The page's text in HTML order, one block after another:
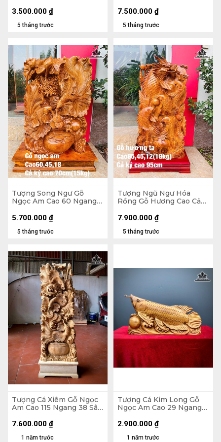
5 tháng trước
3.500.000 ₫
Không Kỷ Cao 100 (cm)
5 tháng trước
7.500.000 ₫
Tượng Song Ngư Gỗ
Ngọc Am Cao 60 Ngang
70 - 15kg
5 tháng trước
5.700.000 ₫
Tượng Ngũ Ngư Hóa
Rồng Gỗ Hương Cao Cả
(cm) - 18kg - Kỷ Cao 10
5 tháng trước
7.900.000 ₫
Tượng Cá Xiêm Gỗ Ngọc
Am Cao 115 Ngang 38 Sâu
1 năm trước
7.600.000 ₫
Tượng Cá Kim Long Gỗ
Ngọc Am Cao 29 Ngang
1 năm trước
2.900.000 ₫